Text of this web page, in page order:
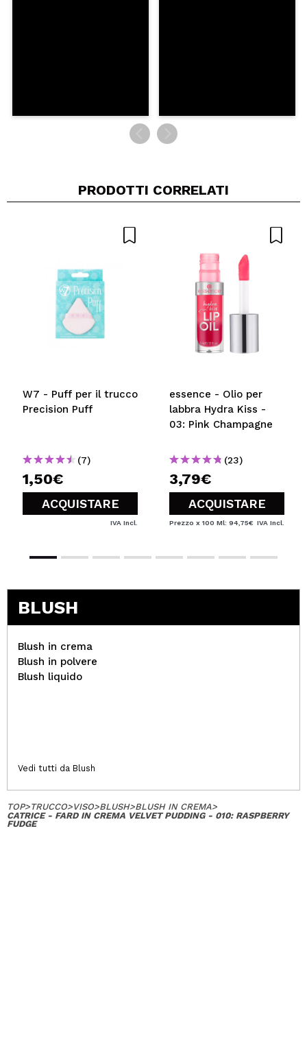
PRODOTTI CORRELATI
W7 - Puff per il trucco
Precision Puff
(7)
1,50€
ACQUISTARE
IVA Incl.
essence - Olio per
labbra Hydra Kiss -
03: Pink Champagne
(23)
3,79€
ACQUISTARE
Prezzo x 100 Ml: 94,75€ IVA Incl.
BLUSH
Blush in crema
Blush in polvere
Blush liquido
Vedi tutti da Blush
TOP>TRUCCO>VISO>BLUSH>BLUSH IN CREMA>
CATRICE - FARD IN CREMA VELVET PUDDING - 010: RASPBERRY
FUDGE